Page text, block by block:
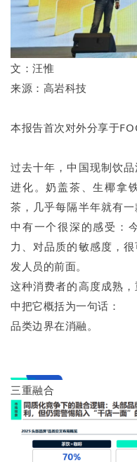
文：汪惟
来源：高岩科技
本报告首次对外分享于
过去十年，中国现制饮
进化。奶盖茶、生椰拿
茶，几乎每隔半年就有
中有一个很深的感受：
力、对品质的敏感度，
发人员的前面。
这种消费者的高度成熟
中把它概括为一句话：
品类边界在消融。
三重融合